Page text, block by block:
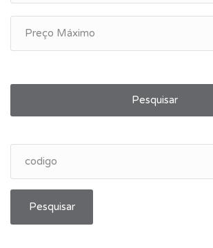
Pesquisar
Pesquisar